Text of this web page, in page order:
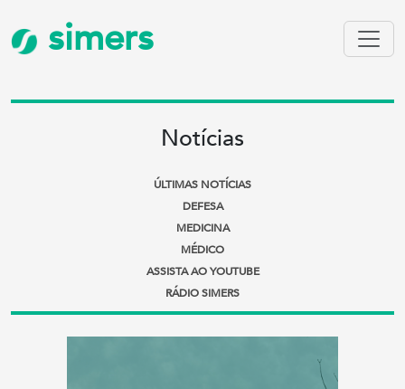
simers
Notícias
ÚLTIMAS NOTÍCIAS
DEFESA
MEDICINA
MÉDICO
ASSISTA AO YOUTUBE
RÁDIO SIMERS